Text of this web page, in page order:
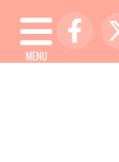
MENU